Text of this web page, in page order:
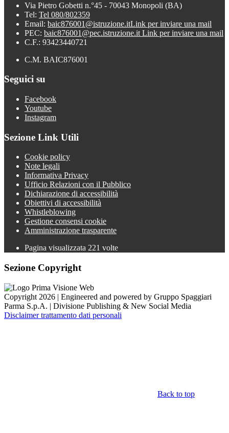
Via Pietro Gobetti n.°45 - 70043 Monopoli (BA)
Tel: Tel 080/802359
Email: baic876001@istruzione.itLink per inviare una mail
PEC: baic876001@pec.istruzione.it Link per inviare una mail
C.F.: 93423440721
C.M. BAIC876001
Seguici su
Facebook
Youtube
Instagram
Sezione Link Utili
Cookie policy
Note legali
Informativa Privacy
Ufficio Relazioni con il Pubblico
Dichiarazione di accessibilità
Obiettivi di accessibilità
Whistleblowing
Gestione consensi cookie
Amministrazione trasparente
Pagina visualizzata 221 volte
Sezione Copyright
Copyright 2026 | Engineered and powered by Gruppo Spaggiari
Parma S.p.A. | Divisione Publishing & New Social Media
Disclaimer trattamento dati personali
Back to top